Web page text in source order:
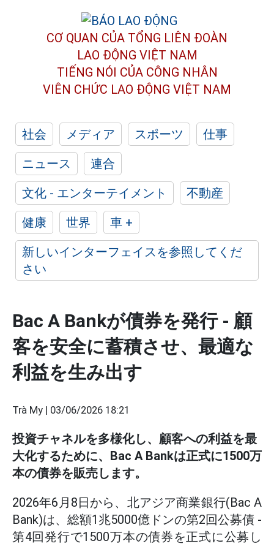
CƠ QUAN CỦA TỔNG LIÊN ĐOÀN
LAO ĐỘNG VIỆT NAM
TIẾNG NÓI CỦA CÔNG NHÂN
VIÊN CHỨC LAO ĐỘNG VIỆT NAM
社会 メディア スポーツ
仕事
ニュース
連合
文化 - エンターテイメント
不動産
健康
世界
車 +
新しいインターフェイスを参照してくだ
さい
Bac A Bankが債券を発行 - 顧
客を安全に蓄積させ、最適な
利益を生み出す
Trà My | 03/06/2026 18:21
投資チャネルを多様化し、顧客への利益を最
大化するために、Bac A Bankは正式に1500万
本の債券を販売します。
2026年6月8日から、北アジア商業銀行(Bac A
Bank)は、総額1兆5000億ドンの第2回公募債 -
第4回発行で1500万本の債券を正式に公募し